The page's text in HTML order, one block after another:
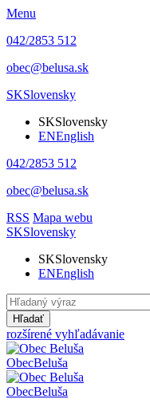
Menu
042/2853 512
obec@belusa.sk
SKSlovensky
SKSlovensky
ENEnglish
042/2853 512
obec@belusa.sk
RSS Mapa webu
SKSlovensky
SKSlovensky
ENEnglish
Hľadať
rozšírené vyhľadávanie
ObecBeluša
ObecBeluša